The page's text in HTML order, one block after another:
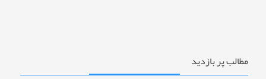
مطالبپر بازدید